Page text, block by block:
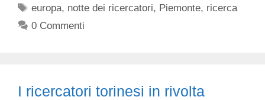
Tag
europa, notte dei ricercatori, Piemonte, ricerca
0 Commenti
I ricercatori torinesi in rivolta